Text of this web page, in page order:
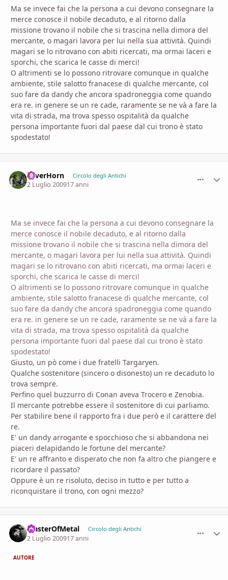
Ma se invece fai che la persona a cui devono consegnare la
merce conosce il nobile decaduto, e al ritorno dalla
missione trovano il nobile che si trascina nella dimora del
mercante, o magari lavora per lui nella sua attività. Quindi
magari se lo ritrovano con abiti ricercati, ma ormai laceri e
sporchi, che scarica le casse di merci!
O altrimenti se lo possono ritrovare comunque in qualche
ambiente, stile salotto franacese di qualche mercante, col
suo fare da dandy che ancora spadroneggia come quando
era re. in genere se un re cade, raramente se ne và a fare la
vita di strada, ma trova spesso ospitalità da qualche
persona importante fuori dal paese dal cui trono è stato
spodestato!
SilverHorn Circolo degli Antichi
2 Luglio 200917 anni
Ma se invece fai che la persona a cui devono consegnare la
merce conosce il nobile decaduto, e al ritorno dalla
missione trovano il nobile che si trascina nella dimora del
mercante, o magari lavora per lui nella sua attività. Quindi
magari se lo ritrovano con abiti ricercati, ma ormai laceri e
sporchi, che scarica le casse di merci!
O altrimenti se lo possono ritrovare comunque in qualche
ambiente, stile salotto franacese di qualche mercante, col
suo fare da dandy che ancora spadroneggia come quando
era re. in genere se un re cade, raramente se ne và a fare la
vita di strada, ma trova spesso ospitalità da qualche
persona importante fuori dal paese dal cui trono è stato
spodestato!
Giusto, un pò come i due fratelli Targaryen.
Qualche sostenitore (sincero o disonesto) un re decaduto lo
trova sempre.
Perfino quel buzzurro di Conan aveva Trocero e Zenobia.
Il mercante potrebbe essere il sostenitore di cui parliamo.
Per stabilire bene il rapporto fra i due però e il carattere del
re.
E' un dandy arrogante e spocchioso che si abbandona nei
piaceri delapidando le fortune del mercante?
E' un re affranto e disperato che non fa altro che piangere e
ricordare il passato?
Oppure è un re risoluto, deciso in tutto e per tutto a
riconquistare il trono, con ogni mezzo?
MasterOfMetal Circolo degli Antichi
2 Luglio 200917 anni
AUTORE